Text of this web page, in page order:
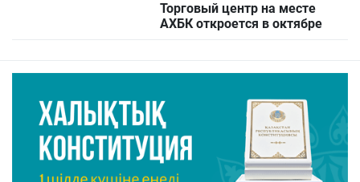
Торговый центр на месте
АХБК откроется в октябре